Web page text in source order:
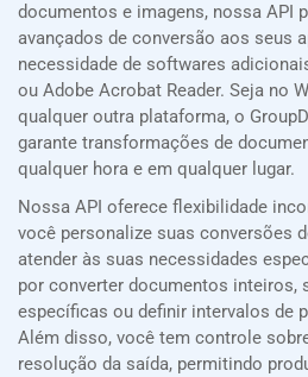
documentos e imagens, nossa API
avançados de conversão aos seus
necessidade de softwares
ou Adobe Acrobat Reader. Seja no
qualquer outra plataforma, o
garante transformações de
qualquer hora e em qualquer lugar.
Nossa API oferece flexibilidade
você personalize suas conversões
atender às suas necessidades
por converter documentos inteiros,
específicas ou definir intervalos de
Além disso, você tem controle
resolução da saída, permitindo